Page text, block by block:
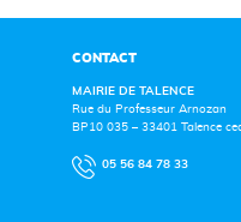
CONTACT
MAIRIE DE TALENCE
Rue du Professeur Arnozan
BP10 035 – 33401 Talence
05 56 84 78 33